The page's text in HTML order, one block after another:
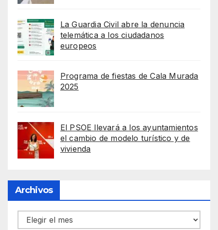
La Guardia Civil abre la denuncia
telemática a los ciudadanos
europeos
Programa de fiestas de Cala Murada
2025
El PSOE llevará a los ayuntamientos
el cambio de modelo turístico y de
vivienda
Archivos
Archivos